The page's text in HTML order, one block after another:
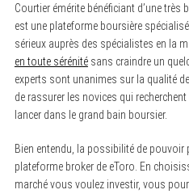
Courtier émérite bénéficiant d’une
est une plateforme boursière
sérieux auprès des spécialistes en la
en toute sérénitésans craindre un
experts sont unanimes sur la qualité
de rassurer les novices qui
lancer dans le grand bain boursier.
Bien entendu, la possibilité de
plateforme broker de eToro. En
marché vous voulez investir, vous
r
c
h
o
r
: